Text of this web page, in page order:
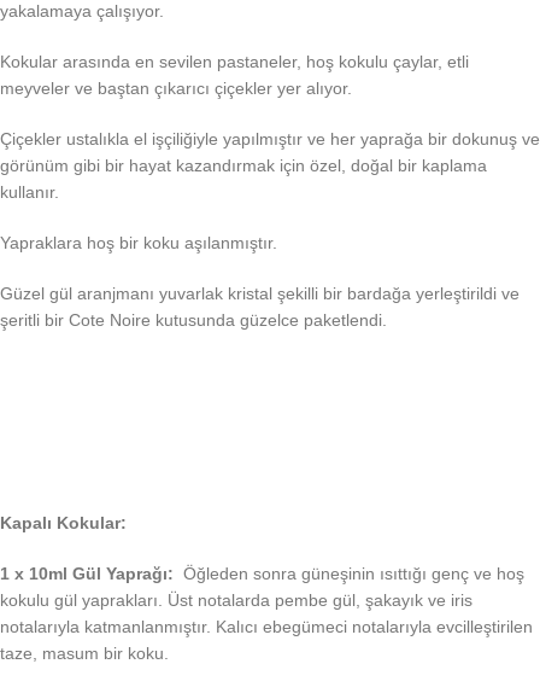
yakalamaya çalışıyor.
Kokular arasında en sevilen pastaneler, hoş kokulu çaylar, etli
meyveler ve baştan çıkarıcı çiçekler yer alıyor.
Çiçekler ustalıkla el işçiliğiyle yapılmıştır ve her yaprağa bir dokunuş ve
görünüm gibi bir hayat kazandırmak için özel, doğal bir kaplama
kullanır.
Yapraklara hoş bir koku aşılanmıştır.
Güzel gül aranjmanı yuvarlak kristal şekilli bir bardağa yerleştirildi ve
şeritli bir Cote Noire kutusunda güzelce paketlendi.
Kapalı Kokular:
1 x 10ml Gül Yaprağı: Öğleden sonra güneşinin ısıttığı genç ve hoş
kokulu gül yaprakları. Üst notalarda pembe gül, şakayık ve iris
notalarıyla katmanlanmıştır. Kalıcı ebegümeci notalarıyla evcilleştirilen
taze, masum bir koku.